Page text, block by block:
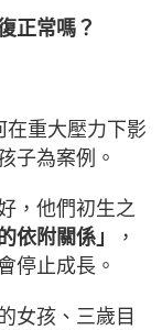
正常嗎？
重大壓力下影
子為案例。
，他們初生之
依附關係」
，
停止成長。
孩、三歲目